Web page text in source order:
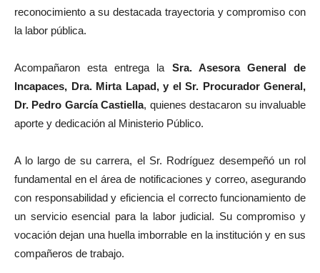
reconocimiento a su destacada trayectoria y compromiso con
la labor pública.
Acompañaron esta entrega la Sra. Asesora General de
Incapaces, Dra. Mirta Lapad, y el Sr. Procurador General,
Dr. Pedro García Castiella, quienes destacaron su invaluable
aporte y dedicación al Ministerio Público.
A lo largo de su carrera, el Sr. Rodríguez desempeñó un rol
fundamental en el área de notificaciones y correo, asegurando
con responsabilidad y eficiencia el correcto funcionamiento de
un servicio esencial para la labor judicial. Su compromiso y
vocación dejan una huella imborrable en la institución y en sus
compañeros de trabajo.